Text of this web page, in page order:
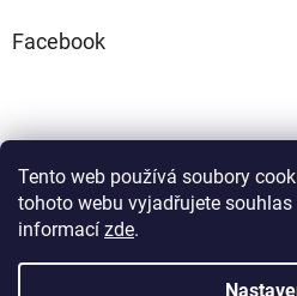
Tento web používá soubory
tohoto webu vyjadřujete
informací zde.
Facebook
Instagram